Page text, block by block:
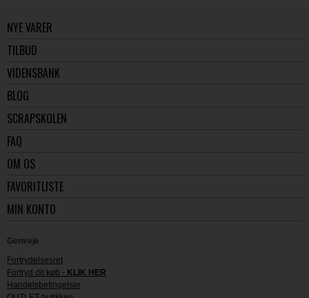
NYE VARER
TILBUD
VIDENSBANK
BLOG
SCRAPSKOLEN
FAQ
OM OS
FAVORITLISTE
MIN KONTO
Genveje
Fortrydelsesret
Fortryd dit køb - KLIK HER
Handelsbetingelser